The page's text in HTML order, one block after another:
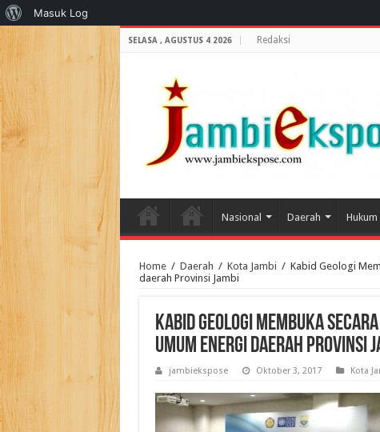
SELASA , AGUSTUS 4 2026 Redaksi
Nasional Daerah Hukum
Home / Daerah / Kota Jambi / Kabid Geologi
daerah Provinsi Jambi
Kabid Geologi Membuka
umum energi daerah Provinsi
jambiekspose Oktober 3, 2017 Kota
Tentang
WordPress
Masuk Log